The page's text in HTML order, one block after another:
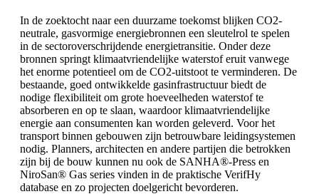
In de zoektocht naar een duurzame toekomst blijken CO2-
neutrale, gasvormige energiebronnen een sleutelrol te spelen
in de sectoroverschrijdende energietransitie. Onder deze
bronnen springt klimaatvriendelijke waterstof eruit vanwege
het enorme potentieel om de CO2-uitstoot te verminderen. De
bestaande, goed ontwikkelde gasinfrastructuur biedt de
nodige flexibiliteit om grote hoeveelheden waterstof te
absorberen en op te slaan, waardoor klimaatvriendelijke
energie aan consumenten kan worden geleverd. Voor het
transport binnen gebouwen zijn betrouwbare leidingsystemen
nodig. Planners, architecten en andere partijen die betrokken
zijn bij de bouw kunnen nu ook de SANHA®-Press en
NiroSan® Gas series vinden in de praktische VerifHy
database en zo projecten doelgericht bevorderen.